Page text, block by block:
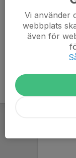
Vid frånvaro
möjlighet att fylla
Vi använder
webbplats
även för